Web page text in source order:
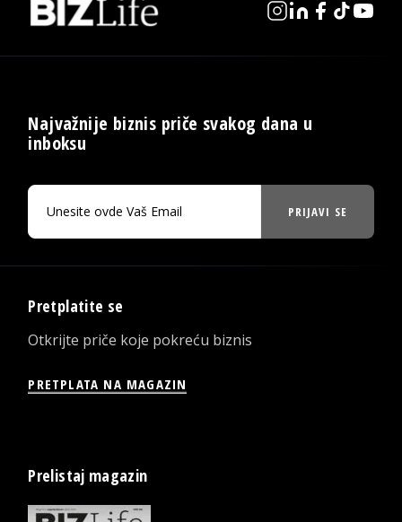
Najvažnije biznis priče svakog dana u
inboksu
PRIJAVI SE
Pretplatite se
Otkrijte priče koje pokreću biznis
PRETPLATA NA MAGAZIN
Prelistaj magazin